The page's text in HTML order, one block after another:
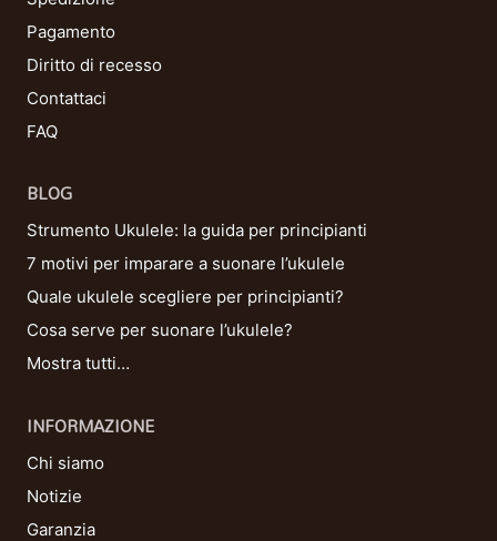
Pagamento
Diritto di recesso
Contattaci
FAQ
BLOG
Strumento Ukulele: la guida per principianti
7 motivi per imparare a suonare l’ukulele
Quale ukulele scegliere per principianti?
Cosa serve per suonare l’ukulele?
Mostra tutti…
INFORMAZIONE
Chi siamo
Notizie
Garanzia